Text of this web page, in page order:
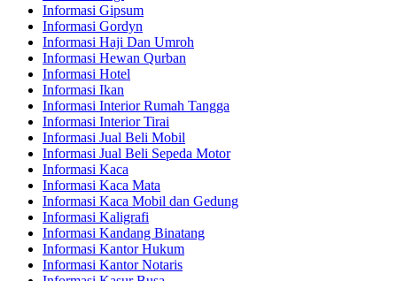
Informasi Gipsum
Informasi Gordyn
Informasi Haji Dan Umroh
Informasi Hewan Qurban
Informasi Hotel
Informasi Ikan
Informasi Interior Rumah Tangga
Informasi Interior Tirai
Informasi Jual Beli Mobil
Informasi Jual Beli Sepeda Motor
Informasi Kaca
Informasi Kaca Mata
Informasi Kaca Mobil dan Gedung
Informasi Kaligrafi
Informasi Kandang Binatang
Informasi Kantor Hukum
Informasi Kantor Notaris